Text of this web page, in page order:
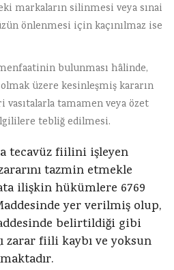
markaların silinmesi veya sınai
önlenmesi için kaçınılmaz ise
bulunması hâlinde,
üzere kesinleşmiş kararın
vasıtalarla tamamen veya özet
tebliğ edilmesi.
tecavüz fiilini işleyen
tazmin etmekle
ilişkin hükümlere 6769
yer verilmiş olup,
belirtildiği gibi
zarar fiili kaybı ve yoksun